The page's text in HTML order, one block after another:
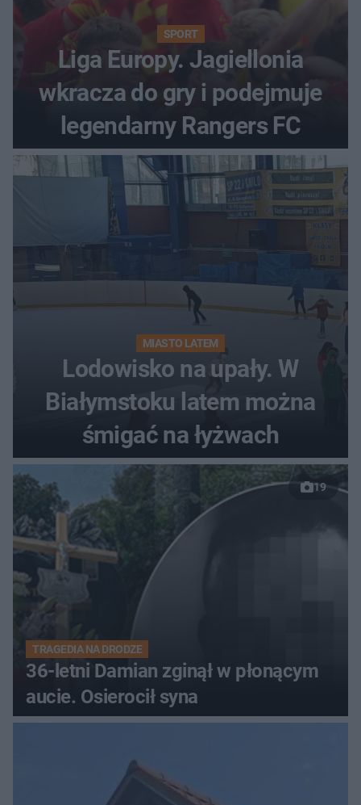
SPORT
Liga Europy. Jagiellonia
wkracza do gry i podejmuje
legendarny Rangers FC
MIASTO LATEM
Lodowisko na upały. W
Białymstoku latem można
śmigać na łyżwach
19
TRAGEDIA NA DRODZE
36-letni Damian zginął w płonącym
aucie. Osierocił syna